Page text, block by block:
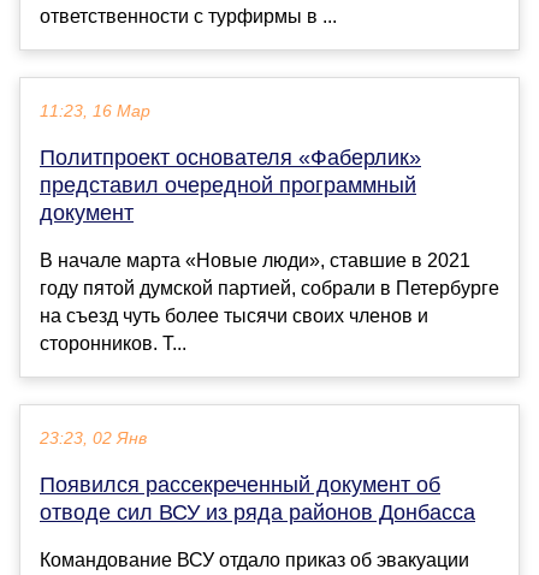
ответственности с турфирмы в ...
11:23, 16 Мар
Политпроект основателя «Фаберлик»
представил очередной программный
документ
В начале марта «Новые люди», ставшие в 2021
году пятой думской партией, собрали в Петербурге
на съезд чуть более тысячи своих членов и
сторонников. Т...
23:23, 02 Янв
Появился рассекреченный документ об
отводе сил ВСУ из ряда районов Донбасса
Командование ВСУ отдало приказ об эвакуации